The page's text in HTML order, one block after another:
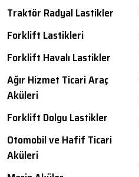
Traktör Radyal Lastikler
Forklift Lastikleri
Forklift Havalı Lastikler
Ağır Hizmet Ticari Araç
Aküleri
Forklift Dolgu Lastikler
Otomobil ve Hafif Ticari
Aküleri